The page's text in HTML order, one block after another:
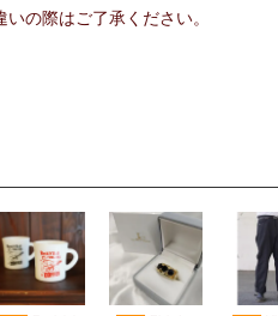
の際はご了承ください。